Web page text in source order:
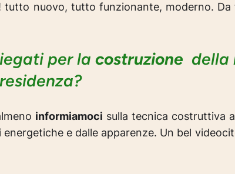
tutto nuovo, tutto funzionante, moderno.
per la costruzione della
residenza?
informiamoci sulla tecnica costruttiva
e dalle apparenze. Un bel